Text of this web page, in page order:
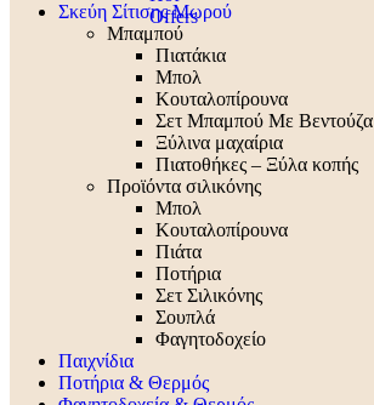
Σκεύη Σίτισης Μωρού
Μπαμπού
Πιατάκια
Μπολ
Κουταλοπίρουνα
Σετ Μπαμπού Με Βεντούζα
Ξύλινα μαχαίρια
Πιατοθήκες – Ξύλα κοπής
Προϊόντα σιλικόνης
Μπολ
Κουταλοπίρουνα
Πιάτα
Ποτήρια
Σετ Σιλικόνης
Σουπλά
Φαγητοδοχείο
Παιχνίδια
Ποτήρια & Θερμός